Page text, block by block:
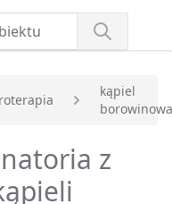
kąpiel
borowinowa
z